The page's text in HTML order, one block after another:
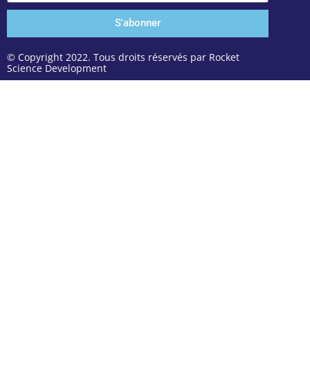
S'abonner
© Copyright 2022. Tous droits réservés par Rocket
Science Development